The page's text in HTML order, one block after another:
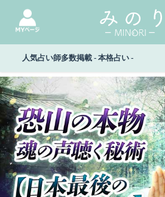
人気占い師多数掲載 - 本格占い -